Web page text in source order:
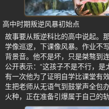
高中时期叛逆风暴初始点
故事要从叛逆科比的高中说起。
学像巡逻，下课像风暴。作业不
背景音。他不是坏，只是桀骜到
公开表示：“这孩子不是不行，
有一次他为了证明自学比课堂有
生把老师从无语气到鼓掌声全包
火种，正在准备引爆属于自己的轨